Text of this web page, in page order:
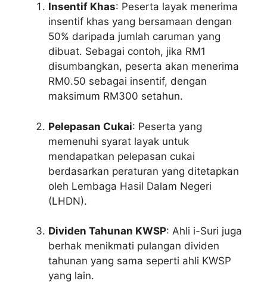
Insentif Khas: Peserta layak menerima
insentif khas yang bersamaan dengan
50% daripada jumlah caruman yang
dibuat. Sebagai contoh, jika RM1
disumbangkan, peserta akan menerima
RM0.50 sebagai insentif, dengan
maksimum RM300 setahun.
Pelepasan Cukai: Peserta yang
memenuhi syarat layak untuk
mendapatkan pelepasan cukai
berdasarkan peraturan yang ditetapkan
oleh Lembaga Hasil Dalam Negeri
(LHDN).
Dividen Tahunan KWSP: Ahli i-Suri juga
berhak menikmati pulangan dividen
tahunan yang sama seperti ahli KWSP
yang lain.